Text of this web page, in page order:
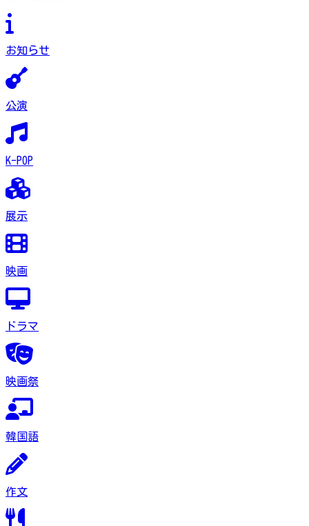
お知らせ
公演
K-POP
展示
映画
ドラマ
映画祭
韓国語
作文